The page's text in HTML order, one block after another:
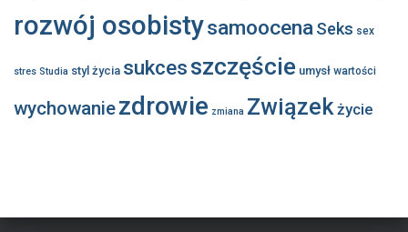
rozwój osobistysamoocenaSeks sex
stres Studia styl życia sukcesszczęście umysł wartości
wychowaniezdrowie zmiana Związekżycie